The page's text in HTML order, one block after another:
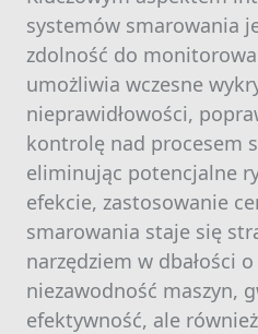
systemów smarowania
zdolność do
umożliwia wczesne
nieprawidłowości,
kontrolę nad procesem
eliminując potencjalne
efekcie, zastosowanie
smarowania staje się
narzędziem w dbałości
niezawodność maszyn,
efektywność, ale